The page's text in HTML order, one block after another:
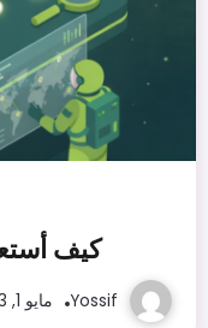
كيف
Yossif مايو 1, 2023